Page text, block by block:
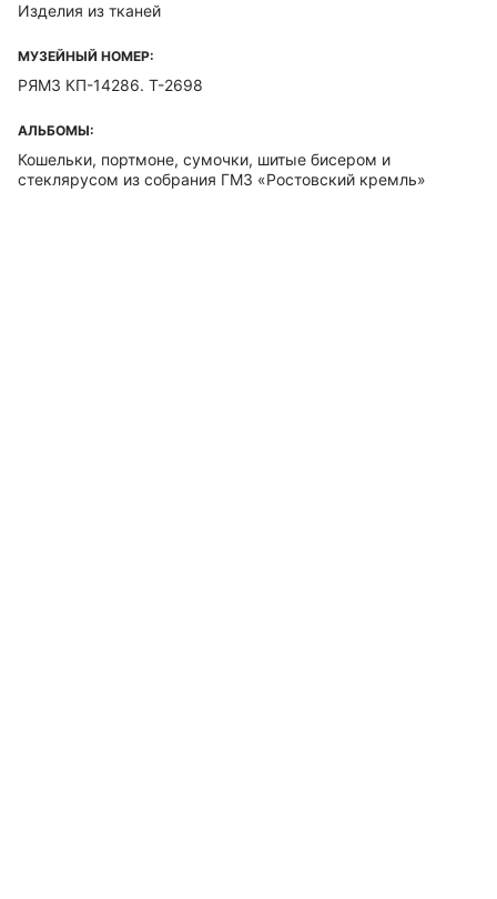
Изделия из тканей
МУЗЕЙНЫЙ НОМЕР:
РЯМЗ КП-14286. Т-2698
АЛЬБОМЫ:
Кошельки, портмоне, сумочки, шитые бисером и
стеклярусом из собрания ГМЗ «Ростовский кремль»